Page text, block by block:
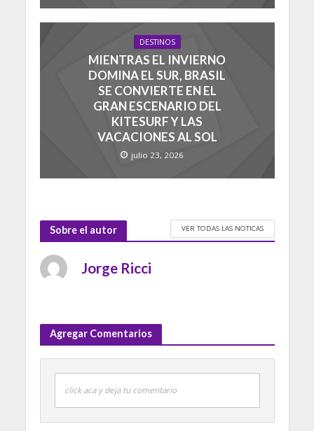
DESTINOS
MIENTRAS EL INVIERNO
DOMINA EL SUR, BRASIL
SE CONVIERTE EN EL
GRAN ESCENARIO DEL
KITESURF Y LAS
VACACIONES AL SOL
julio 23, 2026
Sobre el autor VER TODAS LAS NOTICAS
Jorge Ricci
Agregar Comentarios
click aca y deja tu comentario